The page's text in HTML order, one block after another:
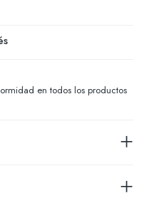
en todos los productos